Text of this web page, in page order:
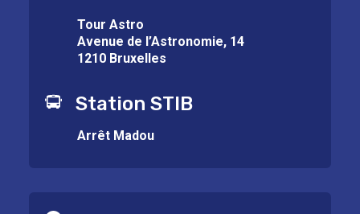
Tour Astro
Avenue de l’Astronomie, 14
1210 Bruxelles
Station STIB
Arrêt Madou